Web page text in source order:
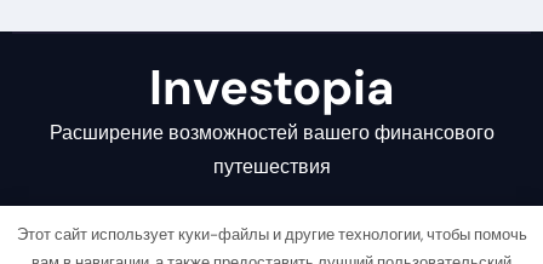
Investopia
Расширение возможностей вашего финансового
путешествия
Этот сайт использует куки-файлы и другие технологии, чтобы помочь